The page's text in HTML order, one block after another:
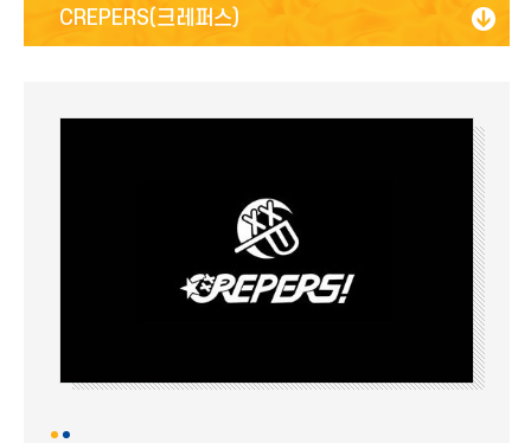
CREPERS(크레퍼스)
PIONEER (파이오니아)